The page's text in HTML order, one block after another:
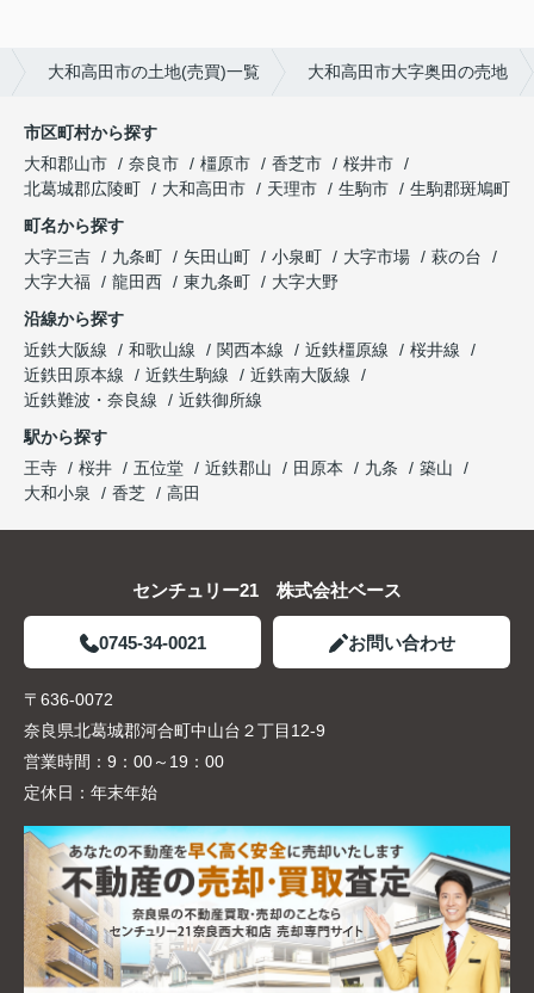
大和高田市の土地(売買)一覧 大和高田市大字奥田の売地
市区町村から探す
大和郡山市
奈良市 橿原市 香芝市
桜井市
北葛城郡広陵町
大和高田市 天理市 生駒市
生駒郡斑鳩町
町名から探す
大字三吉
九条町 矢田山町 小泉町 大字市場
萩の台
大字大福
龍田西 東九条町
大字大野
沿線から探す
近鉄大阪線
和歌山線 関西本線 近鉄橿原線
桜井線
近鉄田原本線
近鉄生駒線
近鉄南大阪線
近鉄難波・奈良線
近鉄御所線
駅から探す
王寺
桜井 五位堂 近鉄郡山 田原本 九条
築山
大和小泉
香芝 高田
センチュリー21 株式会社ベース
0745-34-0021 お問い合わせ
〒636-0072
奈良県北葛城郡河合町中山台２丁目12-9
営業時間： 9：00～19：00
定休日： 年末年始